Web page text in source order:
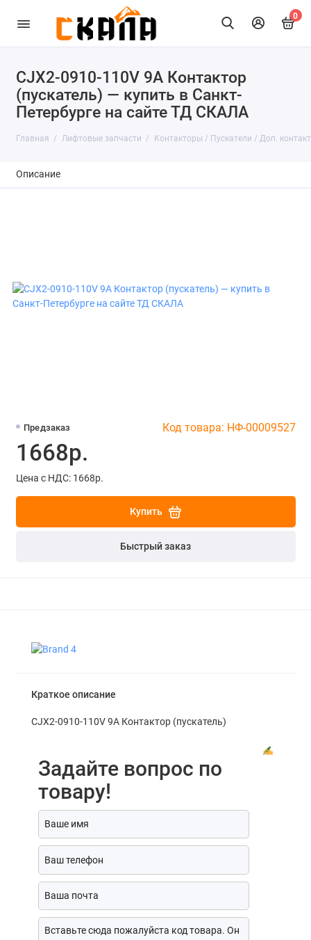
0
CJX2-0910-110V 9A Контактор
(пускатель) — купить в Санкт-
Петербурге на сайте ТД СКАЛА
Главная Лифтовые запчасти Контакторы / Пускатели / Доп.
Описание
Предзаказ Код товара: НФ-00009527
1668р.
Цена с НДС: 1668р.
Купить
Быстрый заказ
Краткое описание
CJX2-0910-110V 9A Контактор (пускатель)
Задайте вопрос по
товару!